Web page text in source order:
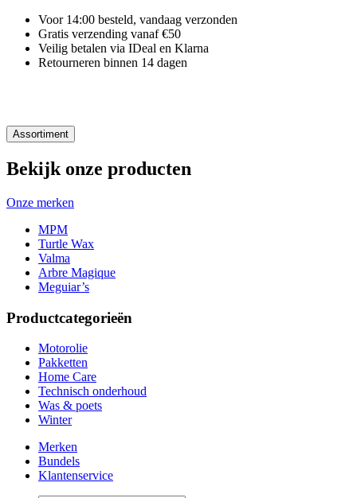
Voor 14:00 besteld, vandaag verzonden
Gratis verzending vanaf €50
Veilig betalen via IDeal en Klarna
Retourneren binnen 14 dagen
Assortiment
Bekijk onze producten
Onze merken
MPM
Turtle Wax
Valma
Arbre Magique
Meguiar’s
Productcategorieën
Motorolie
Pakketten
Home Care
Technisch onderhoud
Was & poets
Winter
Merken
Bundels
Klantenservice